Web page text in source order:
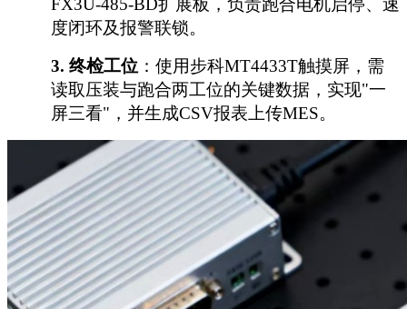
FX3U-485-BD扩展板，负责跑合电机启停、速
度闭环及报警联锁。
3. 终检工位 ：使用步科MT4433T触摸屏，需
读取压装与跑合两工位的关键数据，实现"一
屏三看"，并生成CSV报表上传MES。